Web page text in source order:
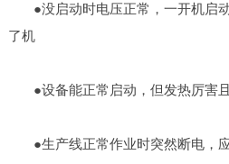
●没启动时电压正常，一开机启
了机
●设备能正常启动，但发热厉害
●生产线正常作业时突然断电，应